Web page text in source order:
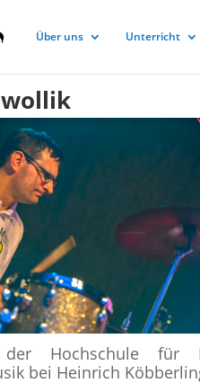
Über uns Unterricht
Hochschule für
bei Heinrich